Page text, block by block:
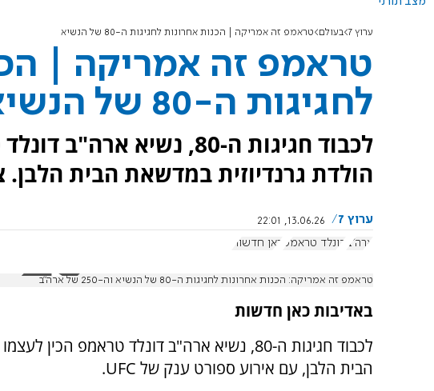
ערוץ 7 בעולם טראמפ זה אמריקה | הכנות אחרונות לחגיגות ה-80 של הנשיא
טראמפ זה אמריקה |
לחגיגות ה-80 של הנשיא
לכבוד חגיגות ה-80, נשיא
הולדת גרנדיוזית במדשאת הבית הלבן.
ערוץ 7
13.06.26, 22:01
ארה"ב דונלד טראמפ כאן חדשות
טראמפ זה אמריקה: הכנות אחרונות לחגיגות ה-80 של הנשיא וה-250 של ארה"ב
באדיבות כאן חדשות
לכבוד חגיגות ה-80, נשיא ארה"ב דונלד טראמפ
הבית הלבן, עם אירוע ספורט ענק של UFC.